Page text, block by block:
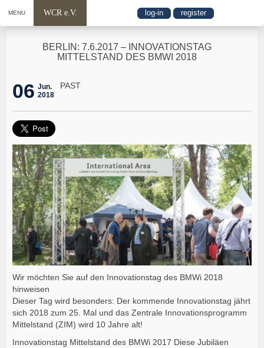
MENU WCR e.V. log-in register
BERLIN: 7.6.2017 – INNOVATIONSTAG
MITTELSTAND DES BMWI 2018
06 Jun.
2018
PAST
Wir möchten Sie auf den Innovationstag des BMWi 2018
hinweisen
Dieser Tag wird besonders: Der kommende Innovationstag jährt
sich 2018 zum 25. Mal und das Zentrale Innovationsprogramm
Mittelstand (ZIM) wird 10 Jahre alt!
Innovationstag Mittelstand des BMWi 2017 Diese Jubiläen